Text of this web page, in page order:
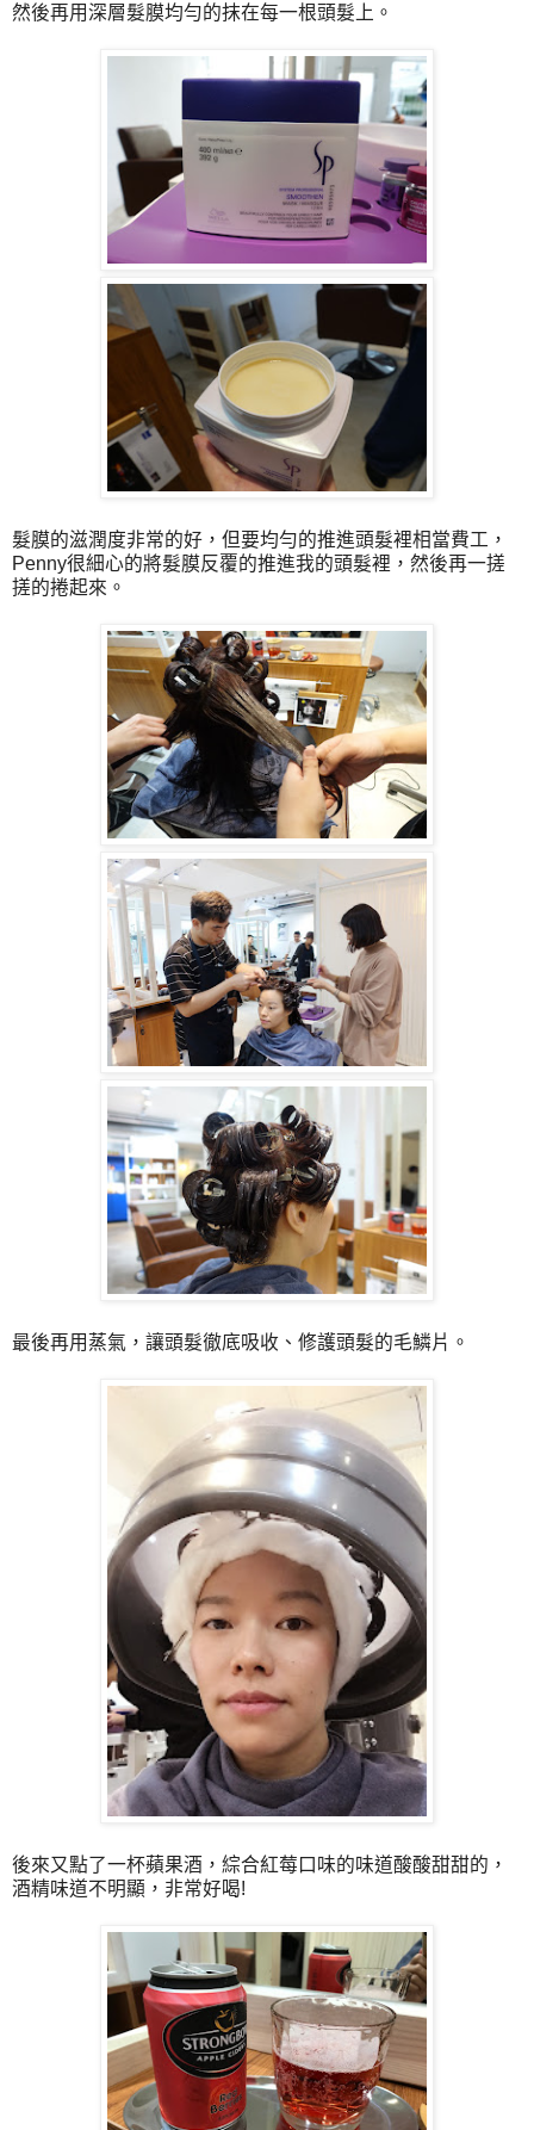
然後再用深層髮膜均勻的抹在每一根頭髮上。
髮膜的滋潤度非常的好，但要均勻的推進頭髮裡相當費工，
Penny很細心的將髮膜反覆的推進我的頭髮裡，然後再一搓
搓的捲起來。
最後再用蒸氣，讓頭髮徹底吸收、修護頭髮的毛鱗片。
後來又點了一杯蘋果酒，綜合紅莓口味的味道酸酸甜甜的，
酒精味道不明顯，非常好喝!